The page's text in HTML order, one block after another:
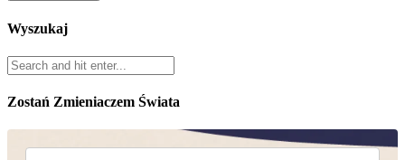
Wyszukaj
Zostań Zmieniaczem Świata